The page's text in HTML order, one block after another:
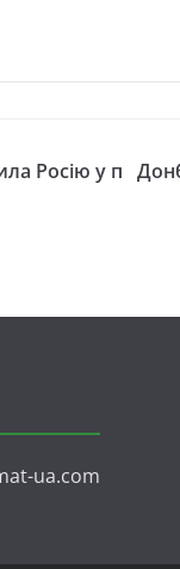
Росію у п
ua.com